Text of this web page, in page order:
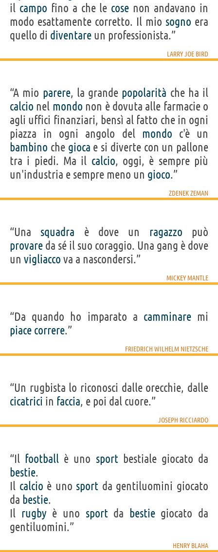
il campo fino a che le cose non andavano in
modo esattamente corretto. Il mio sogno era
quello di diventare un professionista.”
LARRY JOE BIRD
“A mio parere, la grande popolarità che ha il
calcio nel mondo non è dovuta alle farmacie o
agli uffici finanziari, bensì al fatto che in ogni
piazza in ogni angolo del mondo c'è un
bambino che gioca e si diverte con un pallone
tra i piedi. Ma il calcio, oggi, è sempre più
un'industria e sempre meno un gioco.”
ZDENEK ZEMAN
“Una squadra è dove un ragazzo può
provare da sé il suo coraggio. Una gang è dove
un vigliacco va a nascondersi.”
MICKEY MANTLE
“Da quando ho imparato a camminaremi
piace correre.”
FRIEDRICH WILHELM NIETZSCHE
“Un rugbista lo riconosci dalle orecchie, dalle
cicatrici in faccia, e poi dal cuore.”
JOSEPH RICCIARDO
“Il football è uno sportbestiale giocato da
bestie.
Il calcio è uno sport da gentiluomini giocato
da bestie.
Il rugby è uno sportda bestiegiocato da
gentiluomini.”
HENRY BLAHA